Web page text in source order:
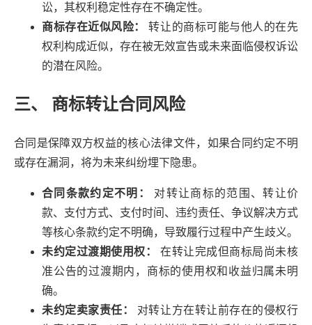
讼，其权利稳定性存在不确定性。
商标存在近似风险：
转让的商标可能与他人的在先
权利构成近似，存在被无效宣告或未来面临侵权诉讼
的潜在风险。
三、 商标转让合同风险
合同是保障双方权益的核心法律文件，如果合同约定不明
或存在漏洞，将为未来纠纷埋下隐患。
合同条款约定不明：
对转让商标的范围、转让价
款、支付方式、支付时间、违约责任、争议解决方式
等核心条款约定不明确，导致履行过程中产生歧义。
未约定过渡期使用权：
在转让完成但商标局尚未核
准公告的过渡期内，商标的使用权和收益归属未明
确。
未约定卖家责任：
对转让方在转让前存在的侵权行